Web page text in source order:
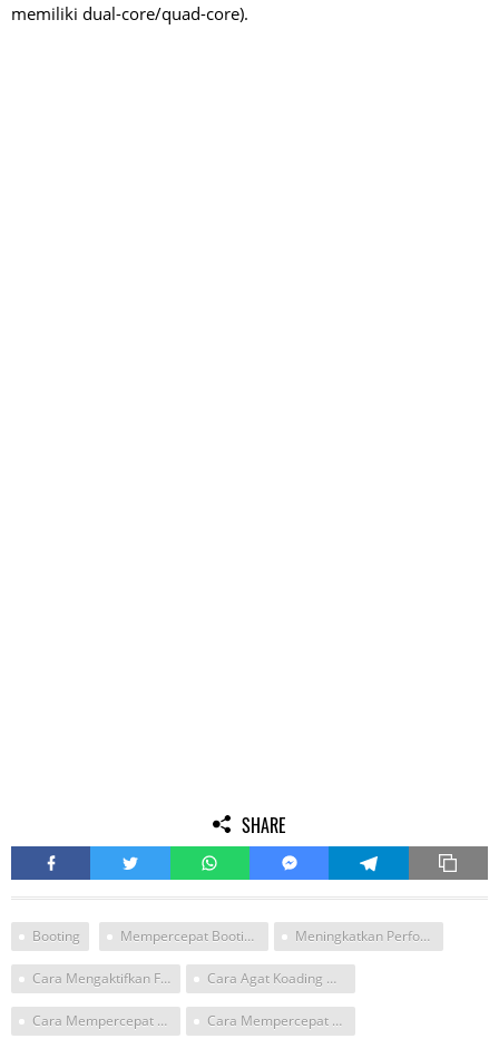
memiliki dual-core/quad-core).
SHARE
Booting Mempercepat Bootin Win7 Meningkatkan Performa Windows 7
Cara Mengaktifkan Fast Booting Di Windows 7 Cara Agat Koading Windows 7
Cara Mempercepat Loading Windows 7 Cara Mempercepat Booting Windows 7